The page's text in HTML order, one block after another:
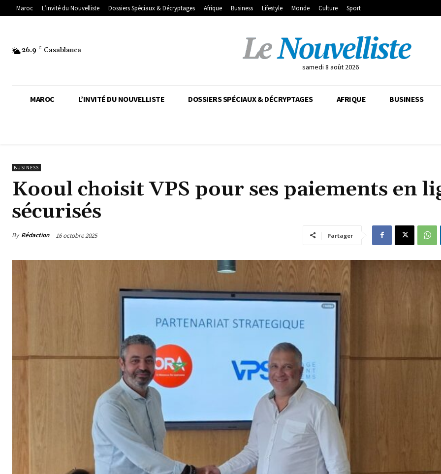
Maroc L’invité du Nouvelliste Dossiers Spéciaux & Décryptages Afrique Business Lifestyle Monde Culture Sport
26.9 C Casablanca
samedi 8 août 2026
MAROC L’INVITÉ DU NOUVELLISTE DOSSIERS SPÉCIAUX & DÉCRYPTAGES AFRIQUE BUSINESS
BUSINESS
Kooul choisit VPS pour ses paiements en
sécurisés
By Rédaction 16 octobre 2025 Partager